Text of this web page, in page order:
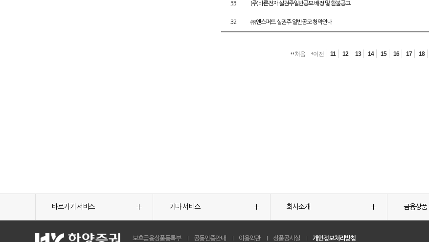
33 (주)바른전자 실권주일반공모 배정 및 환불공고
32 ㈜엔스퍼트 실권주 일반공모 청약안내
처음 이전 11 12 13 14 15 16 17 18
바로가기 서비스 기타 서비스 회사소개 금융상품
보호금융상품등록부 공동인증안내 이용약관 상품공시실 개인정보처리방침